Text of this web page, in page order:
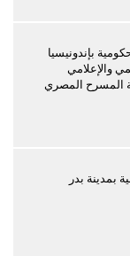
بإندونيسيا
والإعلامي
المسرح المصري
بمدينة بدر